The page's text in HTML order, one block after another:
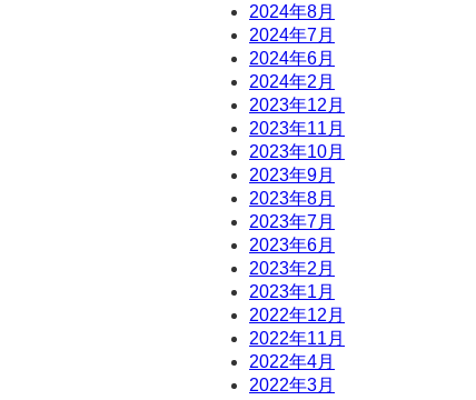
2024年8月
2024年7月
2024年6月
2024年2月
2023年12月
2023年11月
2023年10月
2023年9月
2023年8月
2023年7月
2023年6月
2023年2月
2023年1月
2022年12月
2022年11月
2022年4月
2022年3月